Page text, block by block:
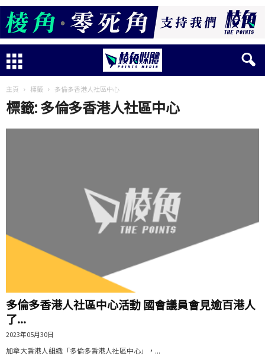
主頁 標籤 多倫多香港人社區中心
標籤: 多倫多香港人社區中心
多倫多香港人社區中心活動 國會議員會見逾百港人
了...
2023年05月30日
加拿大香港人組織「多倫多香港人社區中心」，...